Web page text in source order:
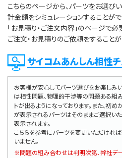
こちらのページから、パーツをお選び
計金額をシミュレーションすることがで
「お見積り・ご注文内容」のページで
ご注文・お見積りのご依頼をすることが
サイコムあんしん相性
お客様が安心してパーツ選びをお楽しみ
は相性問題、物理的干渉等の問題ある組
トが出るようになっております。また、初
が表示されるパーツはそのままご選択い
表示されます。
こちらを参考にパーツを変更いただけれ
いません。
※問題の組み合わせは判明次第、弊社デ